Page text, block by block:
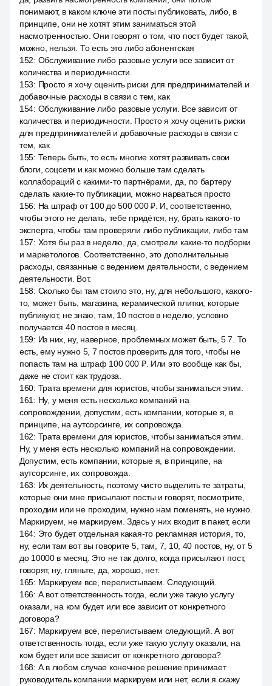
понимают, в каком ключе эти посты публиковать, либо, в
принципе, они не хотят этим заниматься этой
насмотренностью. Они говорят о том, что пост будет такой,
можно, нельзя. То есть это либо абонентская
152: Обслуживание либо разовые услуги все зависит от
количества и периодичности.
153: Просто я хочу оценить риски для предпринимателей и
добавочные расходы в связи с тем, как
154: Обслуживание либо разовые услуги. Все зависит от
количества и периодичности. Просто я хочу оценить риски
для предпринимателей и добавочные расходы в связи с
тем, как
155: Теперь быть, то есть многие хотят развивать свои
блоги, соцсети и как можно больше там сделать
коллабораций с какими-то партнёрами, да, по бартеру
сделать какие-то публикации, можно нарваться просто
156: На штраф от 100 до 500 000 ₽. И, соответственно,
чтобы этого не делать, тебе придётся, ну, брать какого-то
эксперта, чтобы там проверяли либо публикации, либо там
157: Хотя бы раз в неделю, да, смотрели какие-то подборки
и маркетологов. Соответственно, это дополнительные
расходы, связанные с ведением деятельности, с ведением
деятельности. Вот.
158: Сколько бы там стоило это, ну, для небольшого, какого-
то, может быть, магазина, керамической плитки, которые
публикуют, не знаю, там, 10 постов в неделю, условно
получается 40 постов в месяц.
159: Из них, ну, наверное, проблемных может быть, 5 7. То
есть, ему нужно 5, 7 постов проверить для того, чтобы не
попасть там на штраф 100 000 ₽. Или это вообще как бы,
даже не стоит как трудоза.
160: Трата времени для юристов, чтобы заниматься этим.
161 : Ну, у меня есть несколько компаний на
сопровождении, допустим, есть компании, которые я, в
принципе, на аутсорсинге, их сопровожда.
162: Трата времени для юристов, чтобы заниматься этим.
Ну, у меня есть несколько компаний на сопровождении.
Допустим, есть компании, которые я, в принципе, на
аутсорсинге, их сопровожда.
163: Их деятельность, поэтому чисто выделить те затраты,
которые они мне присылают посты и говорят, посмотрите,
проходим или не проходим, нужно нам поменять, не нужно.
Маркируем, не маркируем. Здесь у них входит в пакет, если
164: Это будет отдельная какая-то рекламная история, то,
ну, если там вот вы говорите 5, там, 7, 10, 40 постов, ну, от 5
до 10000 в месяц. Это не так долго, когда присылают пост,
говорят, ну, гляньте, да, хорошо, нет.
165: Маркируем все, перелистываем. Следующий.
166: А вот ответственность тогда, если уже такую услугу
оказали, на ком будет или все зависит от конкретного
договора?
167: Маркируем все, перелистываем следующий. А вот
ответственность тогда, если уже такую услугу оказали, на
ком будет или все зависит от конкретного договора?
168: А в любом случае конечное решение принимает
руководитель компании маркируем или нет, если я скажу